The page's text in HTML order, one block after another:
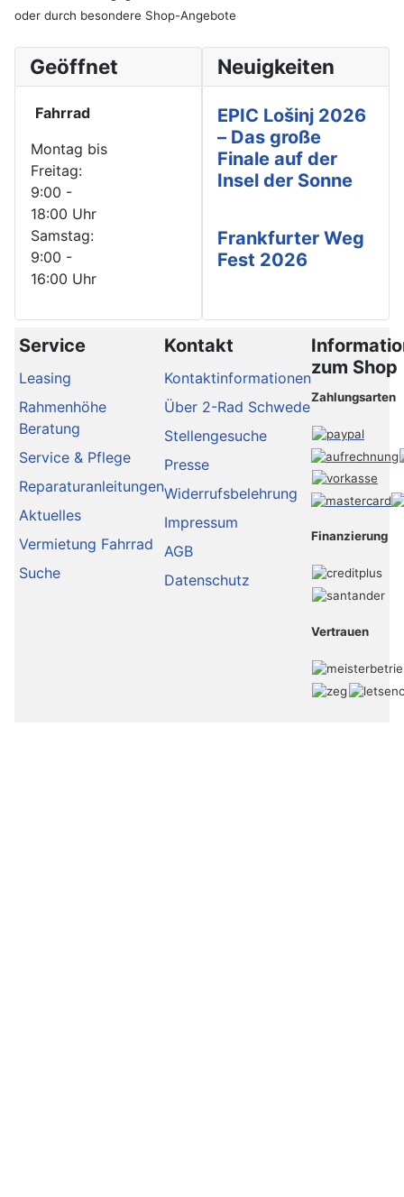
oder durch besondere Shop-Angebote
Geöffnet
Fahrrad
Montag bis
Freitag:
9:00 -
18:00 Uhr
Samstag:
9:00 -
16:00 Uhr
Neuigkeiten
EPIC Lošinj 2026
– Das große
Finale auf der
Insel der Sonne
Frankfurter Weg
Fest 2026
Service
Leasing
Rahmenhöhe
Beratung
Service & Pflege
Reparaturanleitungen
Aktuelles
Vermietung Fahrrad
Suche
Kontakt
Kontaktinformationen
Über 2-Rad Schwede
Stellengesuche
Presse
Widerrufsbelehrung
Impressum
AGB
Datenschutz
zum Shop
Zahlungsarten
Finanzierung
Vertrauen